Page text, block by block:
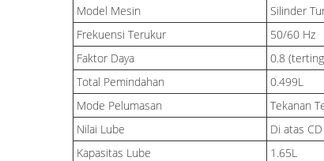
Model Mesin
Silinder
Frekuensi Terukur
50/60 Hz
Faktor Daya
0.8
Total Pemindahan
0.499L
Mode Pelumasan
Tekanan
Nilai Lube
Di atas
Kapasitas Lube
1.65L